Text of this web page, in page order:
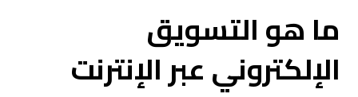
ما هو التسويق
الإلكتروني عبر الإنترنت